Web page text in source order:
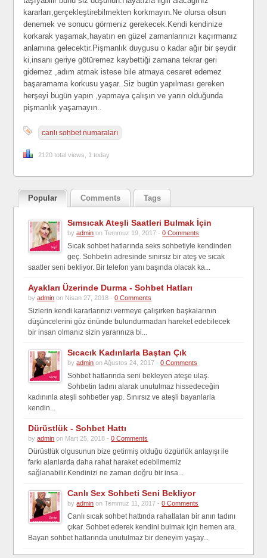
kararları,gerçekleştirebilmekten korkmayın.Ne olursa olsun
denemek ve sonucu görmeniz gerekecek.Kendi kendinize
korkarak yaşamak,hayatın en güzel zamanlarınızı kaçırmanız
anlamına gelecektir.Pişmanlık duygusu o kadar ağır bir şeydir
ki,insanı geriye götüremez kaybettiği zamana tekrar geri
gidemez ,adım atmak istese bile atmaya cesaret edemez
başaramama korkusu yaşar..Siz bugün yapılması gereken
herşeyi bugün yapın ,yapmaya çalışın ve yarın olduğunda
pişmanlık yaşamayın..
canlı sohbet numaraları
2120 total views, 1 today
Popular Comments Tags
Sımsıcak Ateşli Saatleri Bulmak İçin
byadmin on Temmuz 19, 2017 -0 Comments
Sıcak sohbet hatlarında seks sohbetiyle kendinden
geç. Sohbetin adresinde sınırsız bir ateş ve sıcak
saatler seni bekliyor. Bir telefon yanı başında olacak ka...
Ayakları Üzerinde Durma - Sohbet Hatları
byadmin on Nisan 27, 2018 -0 Comments
Sizlerin kendi kararlarınızı vermeye çalışırken başkalarının
düşüncelerini göz önünde bulundurmadan hareket edebilecek
bir insan olmanız sizin yararınıza bi...
Sıcacık Kadınlarla Baştan Çık
byadmin on Ağustos 24, 2017 -0 Comments
Sohbet hatlarında seni bekleyen ateşe ulaş.
Sohbetin tadını alarak unutulmaz hissedeceğin
kadınınla ateşli sohbetler yap. Sınırsız ve ateşli bayanlarla
kendin...
Dürüstlük - Sohbet Hattı
byadmin on Mart 25, 2018 -0 Comments
Dürüstlük olgusunun bize getirmiş olduğu özgürlük anlayışı ile
farkı alanlarda daha rahat haraket edebilmemiz
sağlanabilir.Kendinizi ne zaman doğru bir insa...
Canlı Sex Sohbeti Seni Bekliyor
byadmin on Temmuz 11, 2017 -0 Comments
Canlı sıcak sohbet hattında rahatlatan bir anın tadını
çıkar. Sohbet ederek kendini bulmak için hemen ara.
Bayan sohbet hatlarında unutulmaz bir deneyim yaşay...